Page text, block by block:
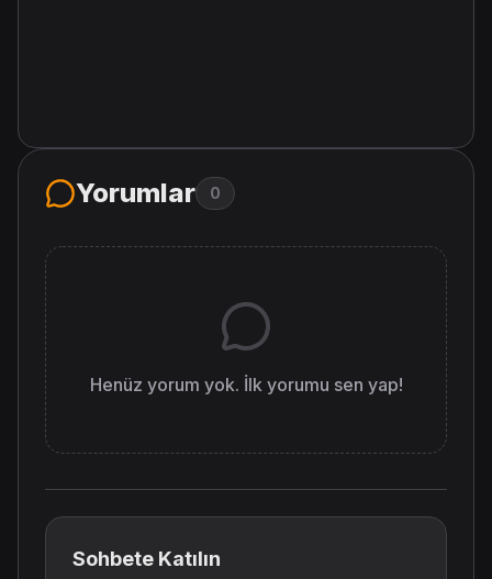
Yorumlar 0
Henüz yorum yok. İlk yorumu sen yap!
Sohbete Katılın